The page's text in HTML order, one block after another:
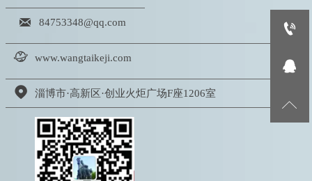
 84753348@qq.com
 www.wangtaikeji.com
 淄博市·高新区·创业火炬广场F座1206室


